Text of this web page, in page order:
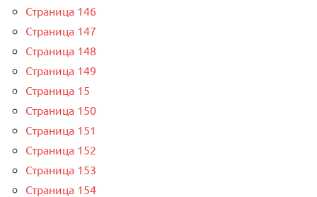
Страница 146
Страница 147
Страница 148
Страница 149
Страница 15
Страница 150
Страница 151
Страница 152
Страница 153
Страница 154